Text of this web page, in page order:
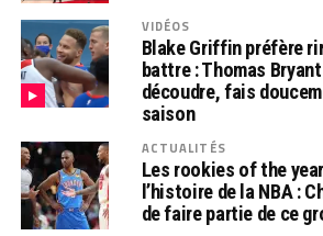
VIDÉOS
Blake Griffin préfère
battre : Thomas
découdre, fais
saison
ACTUALITÉS
Les rookies of the
l’histoire de la NBA :
de faire partie de ce